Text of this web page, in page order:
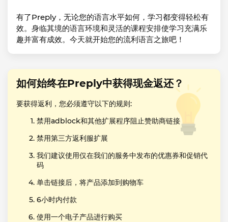
有了Preply，无论您的语言水平如何，学习都变得轻松有
效。身临其境的语言环境和灵活的课程安排使学习充满乐
趣并富有成效。今天就开始您的流利语言之旅吧！
如何始终在Preply中获得现金返还？
要获得返利，您必须遵守以下的规则:
禁用adblock和其他扩展程序阻止赞助商链接
禁用第三方返利服扩展
我们建议使用仅在我们的服务中发布的优惠券和促销代
码
单击链接后，将产品添加到购物车
6小时内付款
使用一个电子产品进行购买